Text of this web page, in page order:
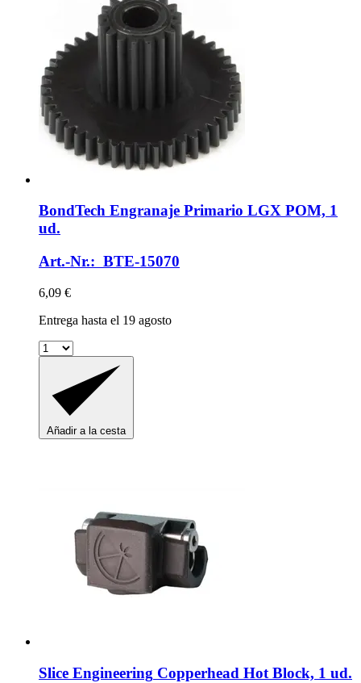
BondTech Engranaje Primario LGX POM, 1
ud.
Art.-Nr.: BTE-15070
6,09 €
Entrega hasta el 19 agosto
Añadir a la cesta
Slice Engineering Copperhead Hot Block, 1 ud.